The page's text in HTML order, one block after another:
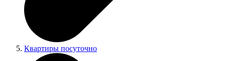
Квартиры посуточно